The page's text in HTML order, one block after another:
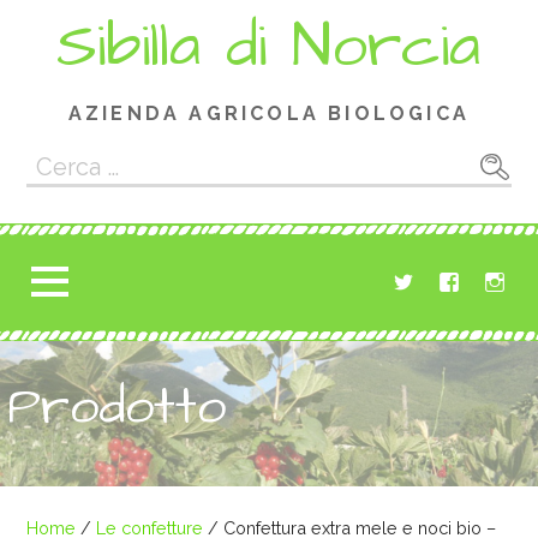
Sibilla di Norcia
AZIENDA AGRICOLA BIOLOGICA
Ricerca
per:
Prodotto
Home / Le confetture / Confettura extra mele e noci bio –